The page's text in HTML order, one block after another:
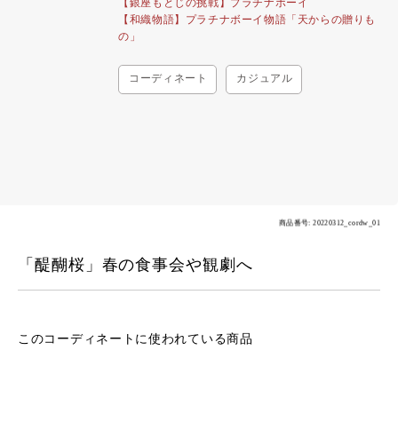
【銀座もとじの挑戦】プラチナボーイ
【和織物語】プラチナボーイ物語「天からの贈りも
の」
コーディネート カジュアル
商品番号: 20220312_cordw_01
「醍醐桜」春の食事会や観劇へ
このコーディネートに使われている商品